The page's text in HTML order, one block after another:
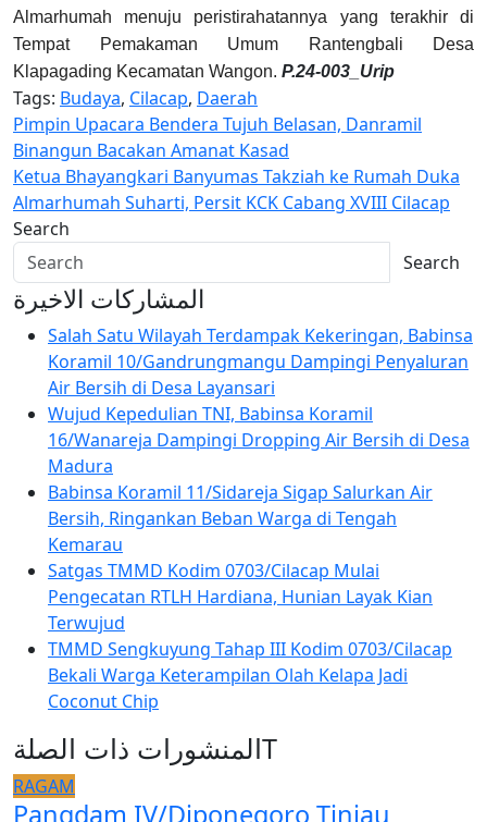
Almarhumah menuju peristirahatannya yang terakhir di
Tempat Pemakaman Umum Rantengbali Desa
Klapagading Kecamatan Wangon. P.24-003_Urip
Tags: Budaya, Cilacap, Daerah
Navigasi
pos
Pimpin Upacara Bendera Tujuh Belasan, Danramil
Binangun Bacakan Amanat Kasad
Ketua Bhayangkari Banyumas Takziah ke Rumah Duka
Almarhumah Suharti, Persit KCK Cabang XVIII Cilacap
Search
Search
المشاركات الاخيرة
Salah Satu Wilayah Terdampak Kekeringan, Babinsa
Koramil 10/Gandrungmangu Dampingi Penyaluran
Air Bersih di Desa Layansari
Wujud Kepedulian TNI, Babinsa Koramil
16/Wanareja Dampingi Dropping Air Bersih di Desa
Madura
Babinsa Koramil 11/Sidareja Sigap Salurkan Air
Bersih, Ringankan Beban Warga di Tengah
Kemarau
Satgas TMMD Kodim 0703/Cilacap Mulai
Pengecatan RTLH Hardiana, Hunian Layak Kian
Terwujud
TMMD Sengkuyung Tahap III Kodim 0703/Cilacap
Bekali Warga Keterampilan Olah Kelapa Jadi
Coconut Chip
المنشورات ذات الصلةT
RAGAM
Pangdam IV/Diponegoro Tinjau